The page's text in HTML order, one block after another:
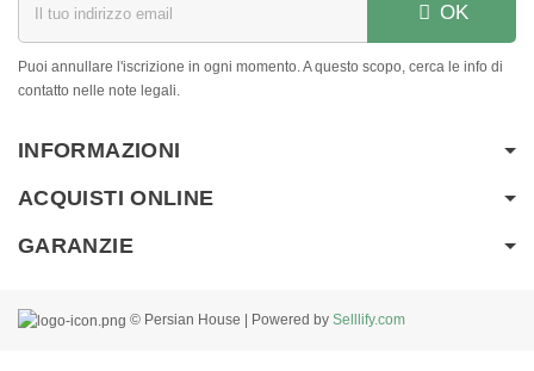
OK
Puoi annullare l'iscrizione in ogni momento. A questo scopo, cerca le info di
contatto nelle note legali.
INFORMAZIONI
ACQUISTI ONLINE
GARANZIE
© Persian House | Powered by Selllify.com